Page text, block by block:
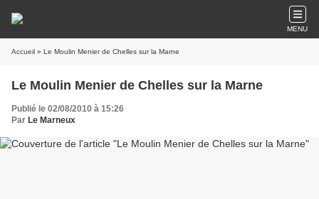
MENU
Accueil » Le Moulin Menier de Chelles sur la Marne
Le Moulin Menier de Chelles sur la Marne
Publié le 02/08/2010 à 15:26
Par Le Marneux